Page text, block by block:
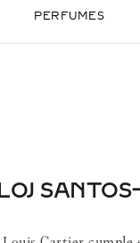
PERFUMES